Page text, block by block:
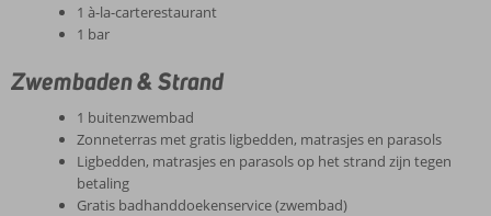
1 à-la-carterestaurant
1 bar
Zwembaden & Strand
1 buitenzwembad
Zonneterras met gratis ligbedden, matrasjes en parasols
Ligbedden, matrasjes en parasols op het strand zijn tegen
betaling
Gratis badhanddoekenservice (zwembad)